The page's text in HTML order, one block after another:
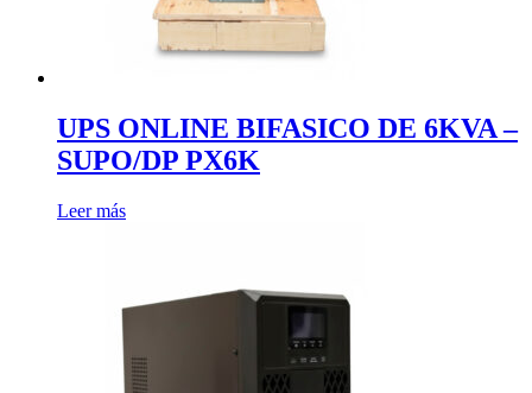
UPS ONLINE BIFASICO DE 6KVA –
SUPO/DP PX6K
Leer más